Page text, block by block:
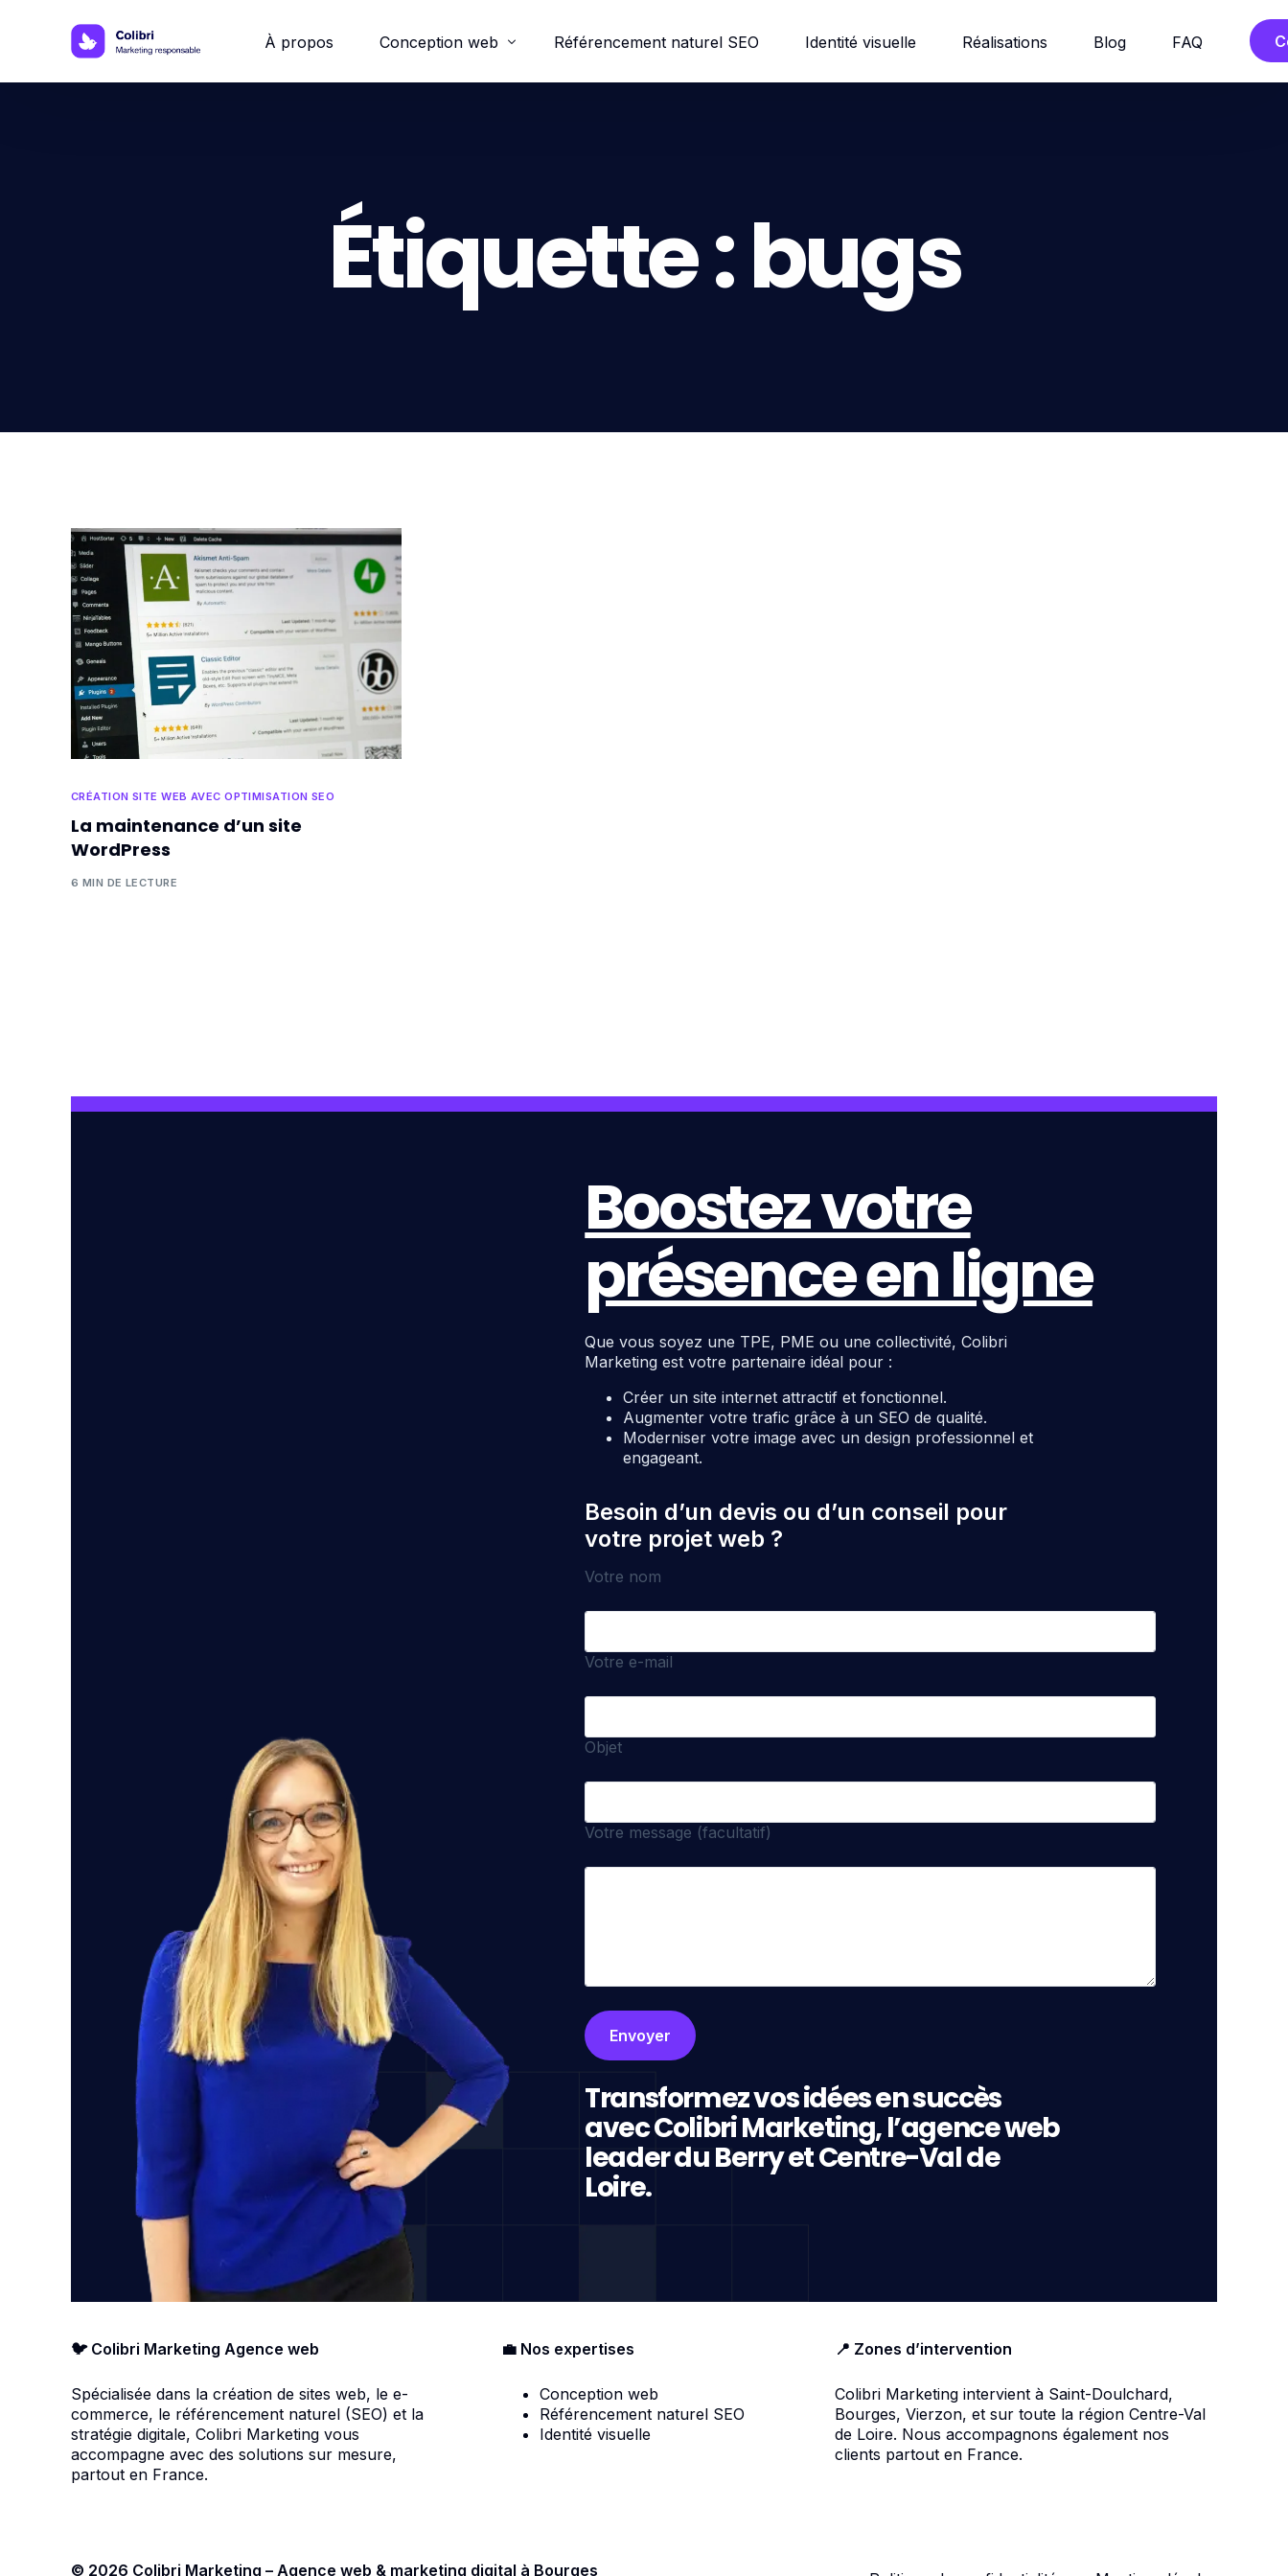
À propos Conception web Référencement naturel SEO Identité visuelle Réalisations Blog FAQ
Étiquette :bugs
CRÉATION SITE WEB AVEC OPTIMISATION SEO
La maintenance d’un site
WordPress
6 MIN DE LECTURE
Boostez votre
présence en ligne
Que vous soyez une TPE, PME ou une collectivité, Colibri
Marketing est votre partenaire idéal pour :
Créer un site internet attractif et fonctionnel.
Augmenter votre trafic grâce à un SEO de qualité.
Moderniser votre image avec un design professionnel et
engageant.
Besoin d’un devis ou d’un conseil pour
votre projet web ?
Votre nom
Votre e-mail
Objet
Votre message (facultatif)
Transformez vos idées en succès
avec Colibri Marketing, l’agence web
leader du Berry et Centre-Val de
Loire.
🐦 Colibri Marketing Agence web
Spécialisée dans la création de sites web, le e-
commerce, le référencement naturel (SEO) et la
stratégie digitale, Colibri Marketing vous
accompagne avec des solutions sur mesure,
partout en France.
💼 Nos expertises
Conception web
Référencement naturel SEO
Identité visuelle
📍 Zones d’intervention
Colibri Marketing intervient à Saint-Doulchard,
Bourges, Vierzon, et sur toute la région Centre-Val
de Loire. Nous accompagnons également nos
clients partout en France.
© 2026 Colibri Marketing – Agence web & marketing digital à Bourges